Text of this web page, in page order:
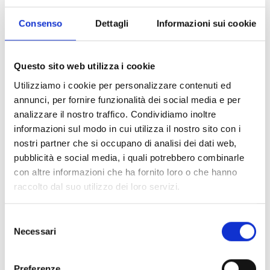
Consenso Dettagli Informazioni sui cookie
Questo sito web utilizza i cookie
Utilizziamo i cookie per personalizzare contenuti ed
annunci, per fornire funzionalità dei social media e per
analizzare il nostro traffico. Condividiamo inoltre
informazioni sul modo in cui utilizza il nostro sito con i
nostri partner che si occupano di analisi dei dati web,
pubblicità e social media, i quali potrebbero combinarle
con altre informazioni che ha fornito loro o che hanno
raccolto dal suo utilizzo dei loro servizi.
delNecessari
rimane comunque indietro, ferma al 25° posto su
28 Paesi nel punteggio DESI (
Rapporto sull'Italia).
Anche ilRapporto Ocse digital economy Outlook
offerte dalle nuove tecnologie nei 34 Stati
Membri, sottolinea i pochi i progressi fatti
soprattutto su alcune grandi questioni, come la
diffusione della
banda larga e l’utilizzo del
cloud
computing . L’utilizzo delle tecnologie digitali è in
aumento, ma è ancora distribuito in modo
diseguale tra i Paesi e i gruppi sociali, soprattutto
in riferimento al collegamento internet da
mobile, all’e-commerce e alle operazioni
bancarie online. Le persone anziane e meno
istruite sono quelle che rimangono più indietro e
( (DESI 2018: il